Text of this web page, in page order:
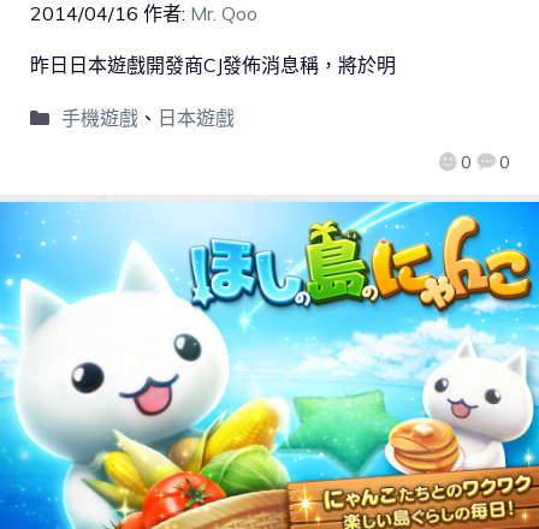
2014/04/16 作者: Mr. Qoo
0 0
昨日日本遊戲開發商CJ發佈消息稱，將於明
手機遊戲、 日本遊戲